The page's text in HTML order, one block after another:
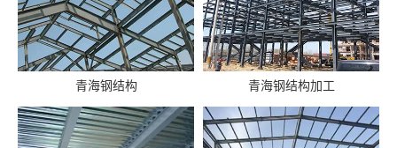
青海钢结构 青海钢结构加工